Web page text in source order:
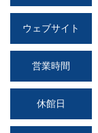
ウェブサイト
営業時間
休館日